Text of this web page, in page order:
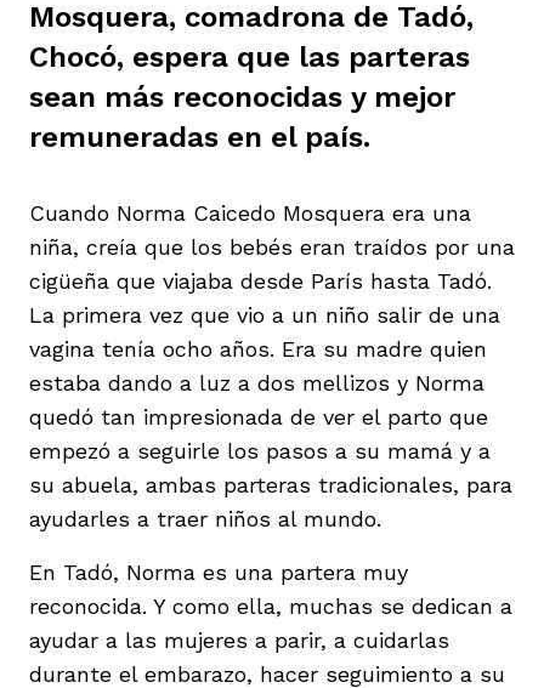
Mosquera, comadrona de Tadó,
Chocó, espera que las parteras
sean más reconocidas y mejor
remuneradas en el país.
Cuando Norma Caicedo Mosquera era una
niña, creía que los bebés eran traídos por una
cigüeña que viajaba desde París hasta Tadó.
La primera vez que vio a un niño salir de una
vagina tenía ocho años. Era su madre quien
estaba dando a luz a dos mellizos y Norma
quedó tan impresionada de ver el parto que
empezó a seguirle los pasos a su mamá y a
su abuela, ambas parteras tradicionales, para
ayudarles a traer niños al mundo.
En Tadó, Norma es una partera muy
reconocida. Y como ella, muchas se dedican a
ayudar a las mujeres a parir, a cuidarlas
durante el embarazo, hacer seguimiento a su
2023
Baja
periodistas locales
nuestro contenido